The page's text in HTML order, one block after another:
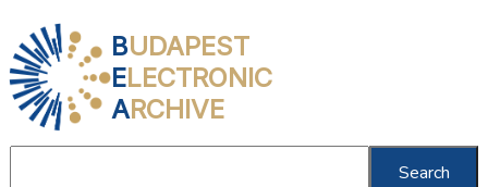
BUDAPEST
ELECTRONIC
ARCHIVE
Search